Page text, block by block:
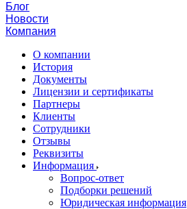
Блог
Новости
Компания
О компании
История
Документы
Лицензии и сертификаты
Партнеры
Клиенты
Сотрудники
Отзывы
Реквизиты
Информация
Вопрос-ответ
Подборки решений
Юридическая информация